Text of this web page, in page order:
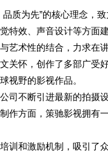
质为先”的核心理念，
特效、声音设计等方面
艺术性的结合，力求在
关怀，创作了多部广受
视野的影视作品。
司不断引进最新的拍摄
作方面，策驰影视拥有
训和激励机制，吸引了